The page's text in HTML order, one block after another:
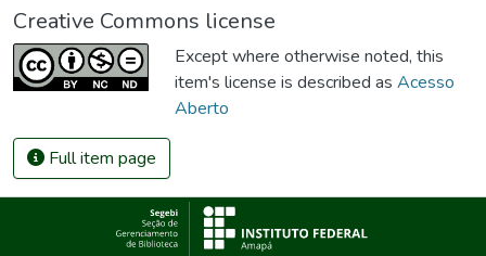
Creative Commons license
Except where otherwise noted, this
item's license is described as Acesso
Aberto
Full item page